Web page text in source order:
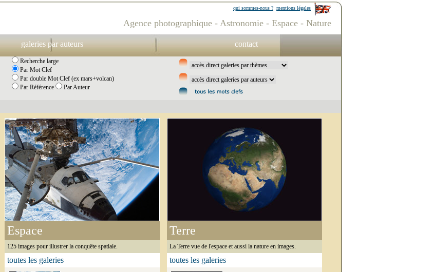
mentions légales
qui sommes-nous ?
Agence photographique - Astronomie - Espace - Nature
galeries par auteurs contact
Recherche large
Par Mot Clef
Par double Mot Clef (ex mars+volcan)
Par Référence
Par Auteur
Espace
125 images pour illustrer la conquête spatiale.
toutes les galeries
Terre
La Terre vue de l'espace et aussi la nature en images.
toutes les galeries